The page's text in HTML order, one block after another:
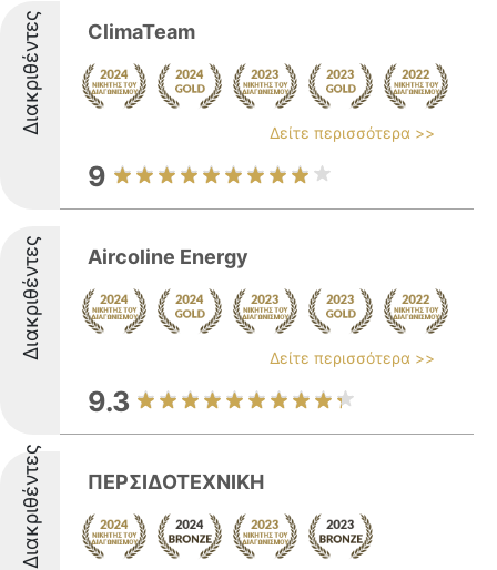
Διακριθέντες ClimaTeam
Δείτε περισσότερα >>
9
Διακριθέντες Aircoline Energy
Δείτε περισσότερα >>
9.3
Διακριθέντες ΠΕΡΣΙΔΟΤΕΧΝΙΚΗ